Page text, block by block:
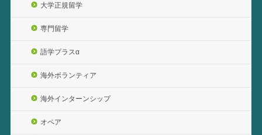
大学正規留学
専門留学
語学プラスα
海外ボランティア
海外インターンシップ
オペア